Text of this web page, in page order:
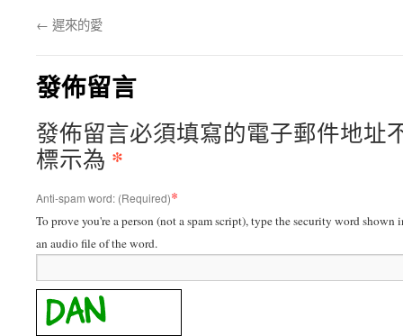
← 遲來的愛
發佈留言
發佈留言必須填寫的電子郵件地址
標示為 *
Anti-spam word: (Required)*
To prove you're a person (not a spam script), type the security word
an audio file of the word.